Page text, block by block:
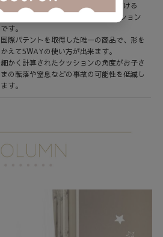
ながら様々な用途で長くお使いいただける
babubu.オリジナル設計の多機能クッション
です。
国際パテントを取得した唯一の商品で、形を
かえて5WAYの使い方が出来ます。
細かく計算されたクッションの角度がお子さ
まの転落や窒息などの事故の可能性を低減し
ます。